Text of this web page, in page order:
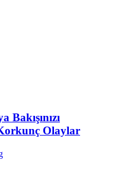
Bakışınızı
Korkunç Olaylar